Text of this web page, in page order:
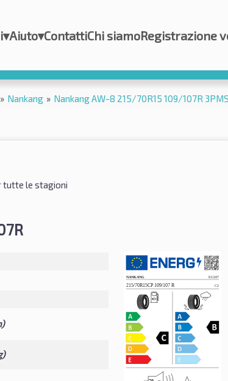
▾Aiuto▾ContattiChi siamoRegistrazione
» Nankang » Nankang AW-8 215/70R15 109/107R
tutte le stagioni